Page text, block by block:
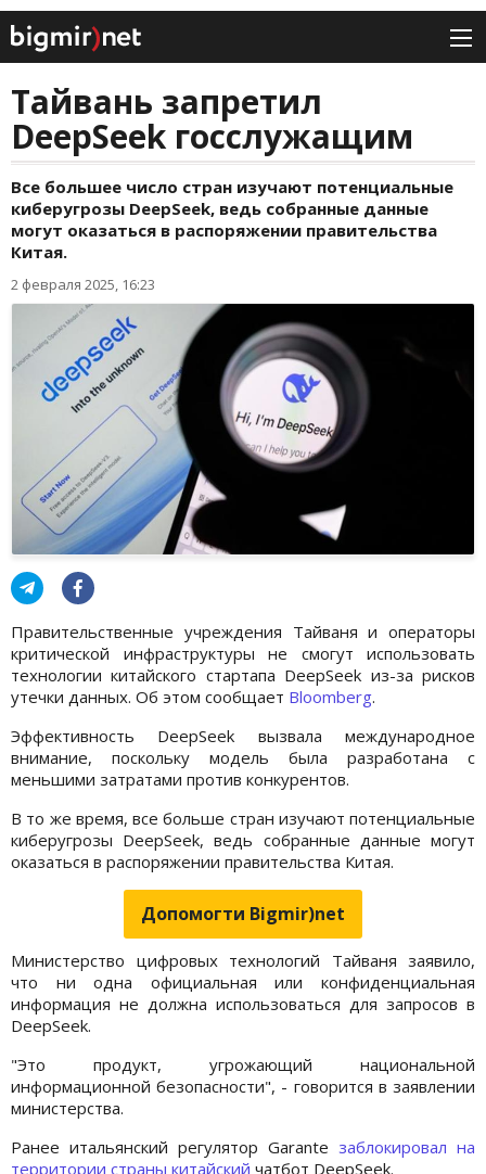
Тайвань запретил
DeepSeek госслужащим
Все большее число стран изучают потенциальные
киберугрозы DeepSeek, ведь собранные данные
могут оказаться в распоряжении правительства
Китая.
2 февраля 2025, 16:23
Правительственные учреждения Тайваня и операторы
критической инфраструктуры не смогут использовать
технологии китайского стартапа DeepSeek из-за рисков
утечки данных. Об этом сообщает Bloomberg.
Эффективность DeepSeek вызвала международное
внимание, поскольку модель была разработана с
меньшими затратами против конкурентов.
В то же время, все больше стран изучают потенциальные
киберугрозы DeepSeek, ведь собранные данные могут
оказаться в распоряжении правительства Китая.
Допомогти Bigmir)net
Министерство цифровых технологий Тайваня заявило,
что ни одна официальная или конфиденциальная
информация не должна использоваться для запросов в
DeepSeek.
"Это продукт, угрожающий национальной
информационной безопасности", - говорится в заявлении
министерства.
Ранее итальянский регулятор Garante заблокировал на
территории страны китайский чатбот DeepSeek.